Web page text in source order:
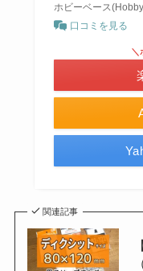
ホビーベース
口コミを見る
＼
関連記事